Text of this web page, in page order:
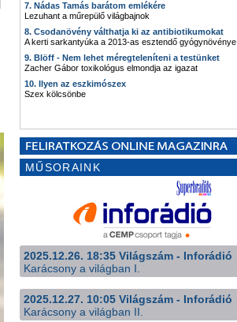
7. Nádas Tamás barátom emlékére
Lezuhant a műrepülő világbajnok
8. Csodanövény válthatja ki az antibiotikumokat
A kerti sarkantyúka a 2013-as esztendő gyógynövénye
9. Blöff - Nem lehet méregteleníteni a testünket
Zacher Gábor toxikológus elmondja az igazat
10. Ilyen az eszkimószex
Szex kölcsönbe
MŰSORAINK
2025.12.26. 18:35 Világszám - Inforádió
Karácsony a világban I.
2025.12.27. 10:05 Világszám - Inforádió
Karácsony a világban II.